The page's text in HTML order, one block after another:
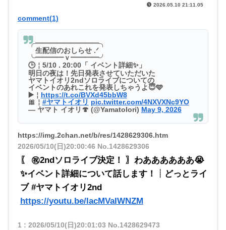
2026.05.10 21:11.05
comment(1)
╭━━━━━━━━━╮
生配信のおしらせ .ᐟ
╰━━━━ｖ━━━━╯
🕒￤5/10 . 20:00「 イベント詳細✨」
明日の夜は！先日発表させていただいた
ヤマトイオリ2ndソロライブについての
イベントのあれこれを発表しちゃうよ😇🩵
▶️￤ https://t.co/BVXd45bbW8
🎀￤ #ヤマトイオリ pic.twitter.com/4NXVXNc9YO
— ヤマト イオリ🍄 (@YamatoIori) May 9, 2026
https://img.2chan.net/b/res/1428629306.htm
2026/05/10(日)20:00:46 No.1428629306
〖 ㊗2ndソロライブ決定！ 〗わああああああ😭
✨イベント詳細について話します！┊どっとライ
ブ #ヤマトイオリ2nd
https://youtu.be/lacMVaIWNZM
1 : 2026/05/10(日)20:01:03 No.1428629473